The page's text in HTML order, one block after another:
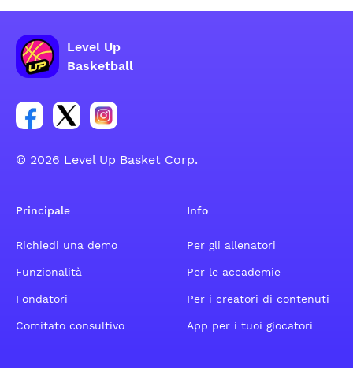
Level Up
Basketball
Link per il gruppo social dell'account Facebook
Link per il gruppo social dell'account Tweeter
Link per il gruppo social dell'account
© 2026 Level Up Basket Corp.
Principale
Richiedi una demo
Funzionalità
Fondatori
Comitato consultivo
Info
Per gli allenatori
Per le accademie
Per i creatori di contenuti
App per i tuoi giocatori